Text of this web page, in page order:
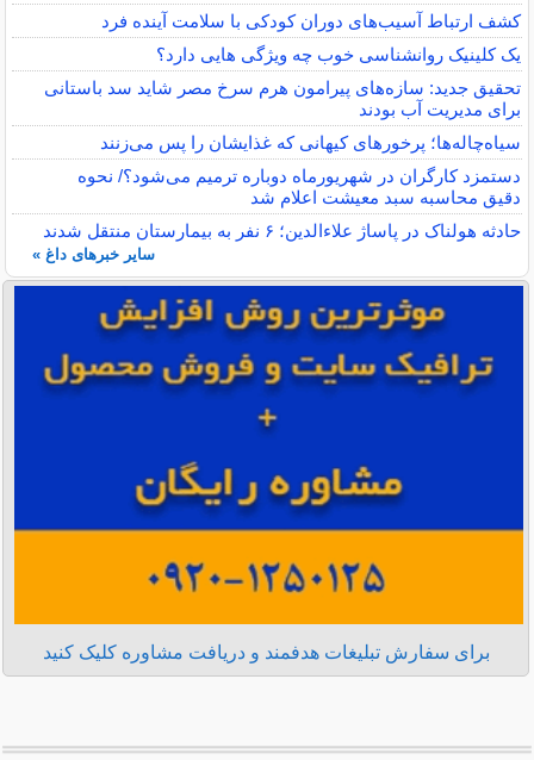
کشف ارتباط آسیب‌های دوران کودکی با سلامت آینده فرد
یک کلینیک روانشناسی خوب چه ویژگی هایی دارد؟
تحقیق جدید: سازه‌های پیرامون هرم سرخ مصر شاید سد باستانی
برای مدیریت آب بودند
سیاه‌چاله‌ها؛ پرخورهای کیهانی که غذایشان را پس می‌زنند
دستمزد کارگران در شهریورماه دوباره ترمیم می‌شود؟/ نحوه
دقیق محاسبه سبد معیشت اعلام شد
حادثه هولناک در پاساژ علاءالدین؛ ۶ نفر به بیمارستان منتقل شدند
سایر خبرهای داغ »
برای سفارش تبلیغات هدفمند و دریافت مشاوره کلیک کنید